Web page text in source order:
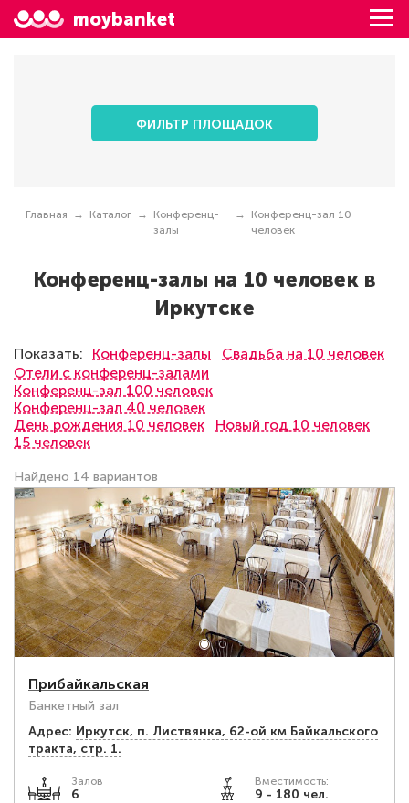
moybanket
ФИЛЬТР ПЛОЩАДОК
Главная Каталог
Конференц-
залы
Конференц-зал 10
человек
Конференц-залы на 10 человек в
Иркутске
Показать: Конференц-залы
Свадьба на 10 человек
Отели с конференц-залами
Конференц-зал 100 человек
Конференц-зал 40 человек
День рождения 10 человек
Новый год 10 человек
15 человек
Найдено 14 вариантов
Прибайкальская
Банкетный зал
Адрес: Иркутск, п. Листвянка, ​62-ой км Байкальского
тракта, стр. 1.
Залов
6
Вместимость:
9 - 180 чел.